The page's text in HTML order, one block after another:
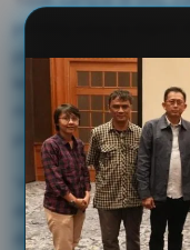
penting yang ia dapat
pers mahasiswa.
lebih sering belajar
membuktikan bahwa
profesional.
“Aku belajar di
disiplin, kerja keras,
disrupsi informasi ini